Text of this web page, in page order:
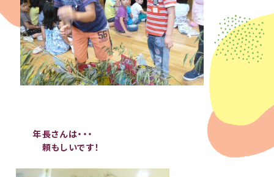
年長さんは・・・
頼もしいです！